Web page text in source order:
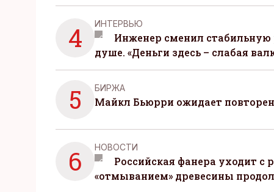
4 ИНТЕРВЬЮ
Инженер сменил стабильную
душе. «Деньги здесь – слабая
5 БИРЖА
Майкл Бьюрри ожидает
6 НОВОСТИ
Российская фанера уходит с
«отмыванием» древесины